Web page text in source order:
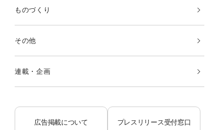
ものづくり
その他
連載・企画
広告掲載について プレスリリース受付窓口